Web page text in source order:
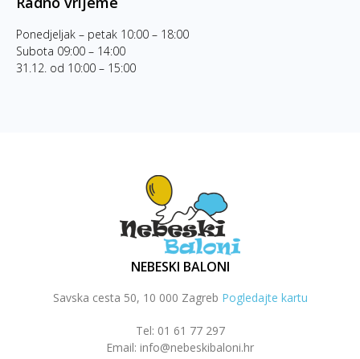
Ponedjeljak – petak 10:00 – 18:00
Subota 09:00 – 14:00
31.12. od 10:00 – 15:00
NEBESKI BALONI
Savska cesta 50, 10 000 Zagreb Pogledajte kartu
Tel: 01 61 77 297
Email: info@nebeskibaloni.hr